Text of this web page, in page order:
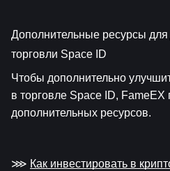
Дополнительные ресурсы
торговли Space ID
Чтобы дополнительно
в торговле Space ID, FameEX
дополнительных ресурсов.
⋙ Как инвестировать в